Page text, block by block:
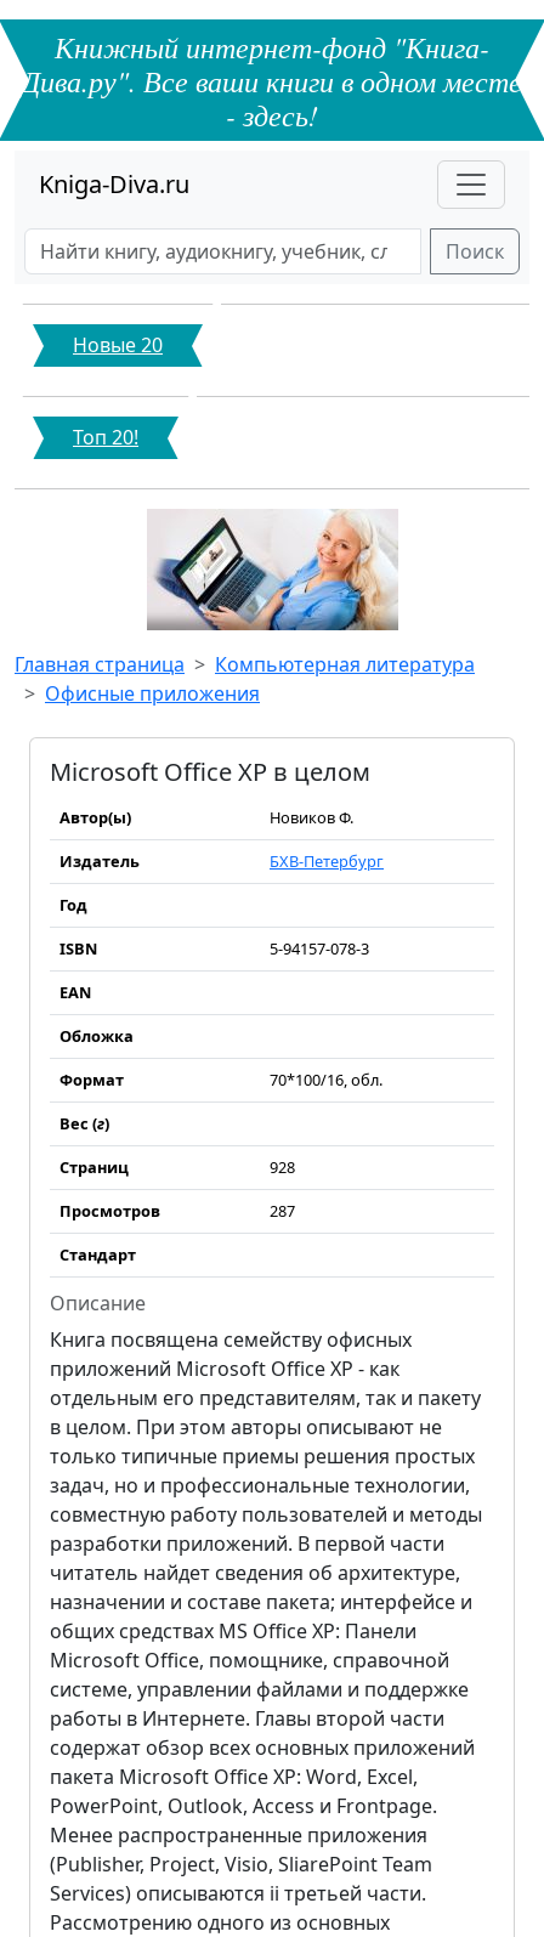
Книжный интернет-фонд "Книга-
Дива.ру". Все ваши книги в одном месте
- здесь!
Kniga-Diva.ru
Поиск
Новые 20
Топ 20!
Главная страница
Компьютерная литература
Офисные приложения
Microsoft Office XP в целом
Автор(ы)
Новиков Ф.
Издатель
БХВ-Петербург
Год
ISBN
5-94157-078-3
EAN
Обложка
Формат
70*100/16, обл.
Вес (г)
Страниц
928
Просмотров
287
Стандарт
Описание
Книга посвящена семейству офисных
приложений Microsoft Office XP - как
отдельным его представителям, так и пакету
в целом. При этом авторы описывают не
только типичные приемы решения простых
задач, но и профессиональные технологии,
совместную работу пользователей и методы
разработки приложений. В первой части
читатель найдет сведения об архитектуре,
назначении и составе пакета; интерфейсе и
общих средствах MS Office XP: Панели
Microsoft Office, помощнике, справочной
системе, управлении файлами и поддержке
работы в Интернете. Главы второй части
содержат обзор всех основных приложений
пакета Microsoft Office XP: Word, Excel,
PowerPoint, Outlook, Access и Frontpage.
Менее распространенные приложения
(Publisher, Project, Visio, SliarePoint Team
Services) описываются ii третьей части.
Рассмотрению одного из основных